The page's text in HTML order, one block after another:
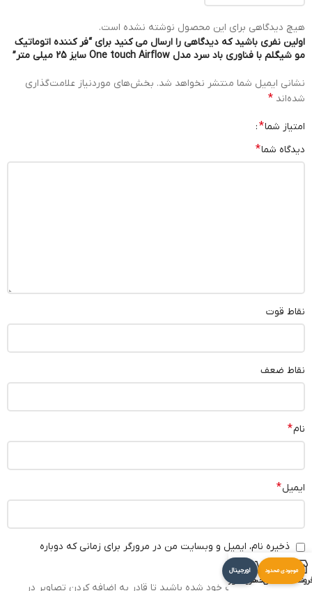
هیچ دیدگاهی برای این محصول نوشته نشده است.
اولین نفری باشید که دیدگاهی را ارسال می کنید برای “فر کننده اتوماتیک
مو شیگلم با فناوری باد سرد مدل One touch Airflow سایز 25 میلی متر”
نشانی ایمیل شما منتشر نخواهد شد. بخش‌های موردنیاز علامت‌گذاری
شده‌اند *
امتیاز شما*
دیدگاه شما*
نقاط قوت
نقاط ضعف
نام*
ایمیل*
ذخیره نام، ایمیل و وبسایت من در مرورگر برای زمانی که دوباره
دیدگاهی می‌نویسم.
شما باید وارد حساب خود شده باشید تا قادر به اضافه کردن تصاویر در
علاقه مندیسبد خرید
حساب کاربری من
موجودی محدود اورجینال